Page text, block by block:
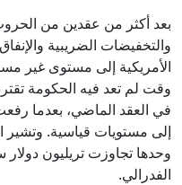
بعد أكثر من عقدين من
والتخفيضات الضريبية
وقت لم تعد فيه الحكومة
في العقد الماضي، بعدما
إلى مستويات قياسية. وتشير
وحدها تجاوزت تريليون دولار
الفدرالي.